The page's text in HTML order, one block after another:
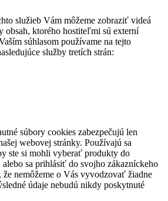
služieb Vám môžeme zobraziť videá
obsah, ktorého hostiteľmi sú externí
súhlasom používame na tejto
služby tretích strán:
súbory cookies zabezpečujú len
webovej stránky. Používajú sa
ste si mohli vyberať produkty do
alebo sa prihlásiť do svojho zákazníckeho
že nemôžeme o Vás vyvodzovať žiadne
údaje nebudú nikdy poskytnuté